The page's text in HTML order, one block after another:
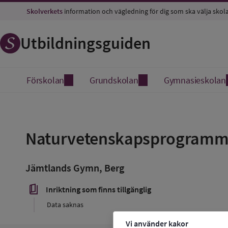
Vi använder kakor
Skolverkets information och vägledning för dig som ska välja
Utbildningsguiden
Förskolan Grundskolan Gymnasieskolan
favorit
Jämtlands Gymn, Berg
book_5 Inriktning som finns tillgänglig
Data saknas